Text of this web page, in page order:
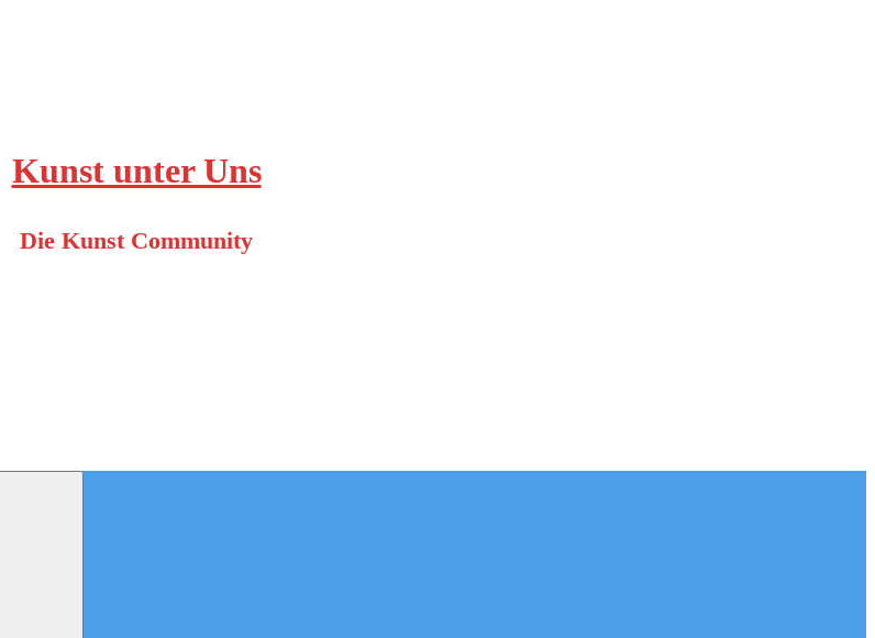
Kunst unter Uns
Die Kunst Community